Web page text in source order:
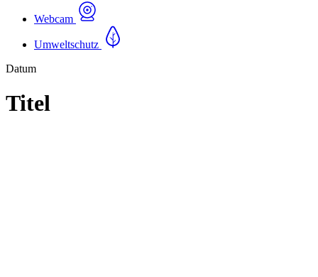
Webcam
Umweltschutz
Datum
Titel